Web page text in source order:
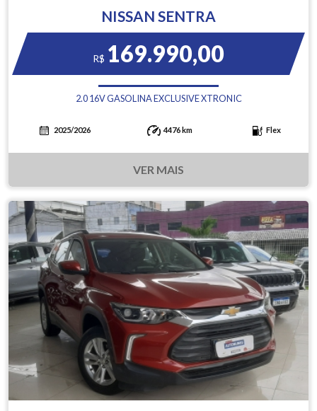
NISSAN SENTRA
R$ 169.990,00
2.0 16V GASOLINA EXCLUSIVE XTRONIC
2025/2026 4476 km Flex
VER MAIS